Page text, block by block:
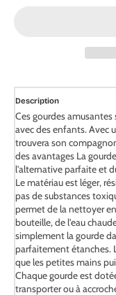
Description
Ces gourdes
avec des enfants. Avec
trouvera son
des avantages La
l'alternative parfaite et
Le matériau est léger,
pas de substances
permet de la nettoyer
bouteille, de l'eau
simplement la gourde
parfaitement étanches.
que les petites mains
Chaque gourde est
transporter ou à